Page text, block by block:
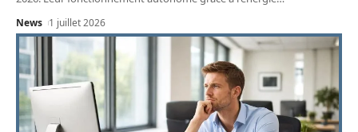
News 1 juillet 2026